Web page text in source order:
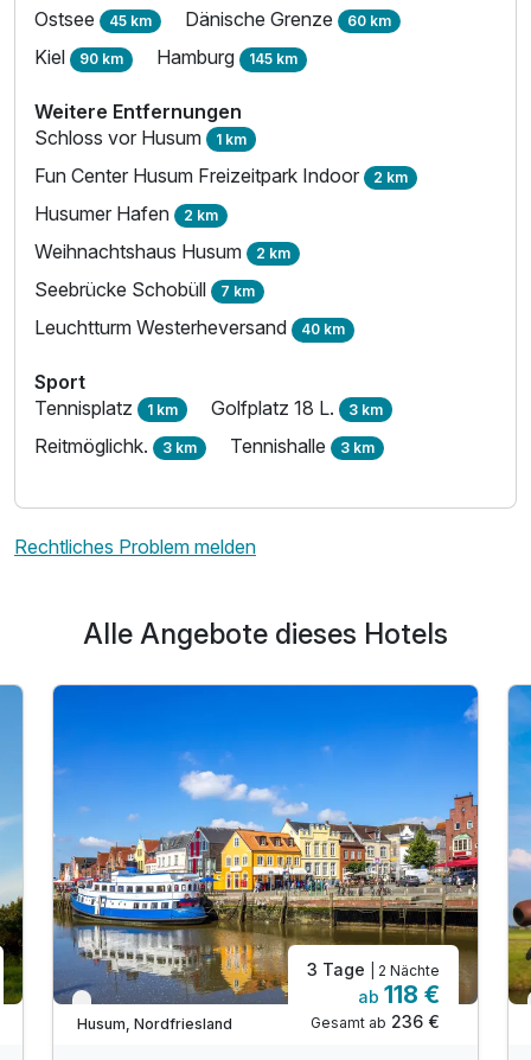
Ostsee 45 km Dänische Grenze 60 km
Kiel 90 km Hamburg 145 km
Weitere Entfernungen
Schloss vor Husum 1 km
Fun Center Husum Freizeitpark Indoor 2 km
Husumer Hafen 2 km
Weihnachtshaus Husum 2 km
Seebrücke Schobüll 7 km
Leuchtturm Westerheversand 40 km
Sport
Tennisplatz 1 km Golfplatz 18 L. 3 km
Reitmöglichk. 3 km Tennishalle 3 km
Rechtliches Problem melden
Alle Angebote dieses Hotels
Verfügbar bis Dezember
Husum, Nordfriesland
3 Tage | 2 Nächte
ab 118 €
Gesamt ab 236 €